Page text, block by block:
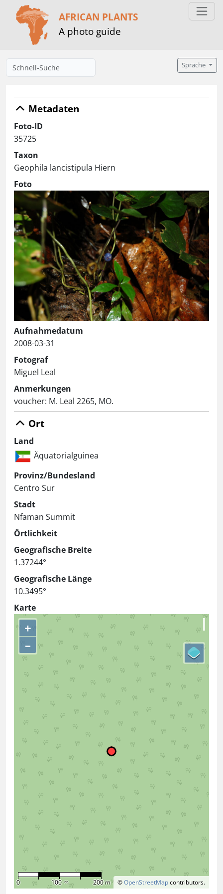
AFRICAN PLANTS
A photo guide
Sprache
Metadaten
Foto-ID
35725
Taxon
Geophila lancistipula Hiern
Foto
Aufnahmedatum
2008-03-31
Fotograf
Miguel Leal
Anmerkungen
voucher: M. Leal 2265, MO.
Ort
Land
Äquatorialguinea
Provinz/Bundesland
Centro Sur
Stadt
Nfaman Summit
Örtlichkeit
Geografische Breite
1.37244°
Geografische Länge
10.3495°
Karte
+
–
©OpenStreetMapcontributors.
0 100 m 200 m